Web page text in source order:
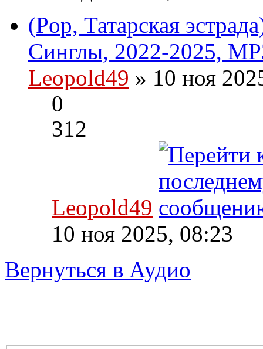
(Pop, Татарская
Синглы, 2022-2025,
Leopold49 » 10 ноя
0
312
Leopold49
10 ноя 2025, 08:23
Вернуться в Аудио